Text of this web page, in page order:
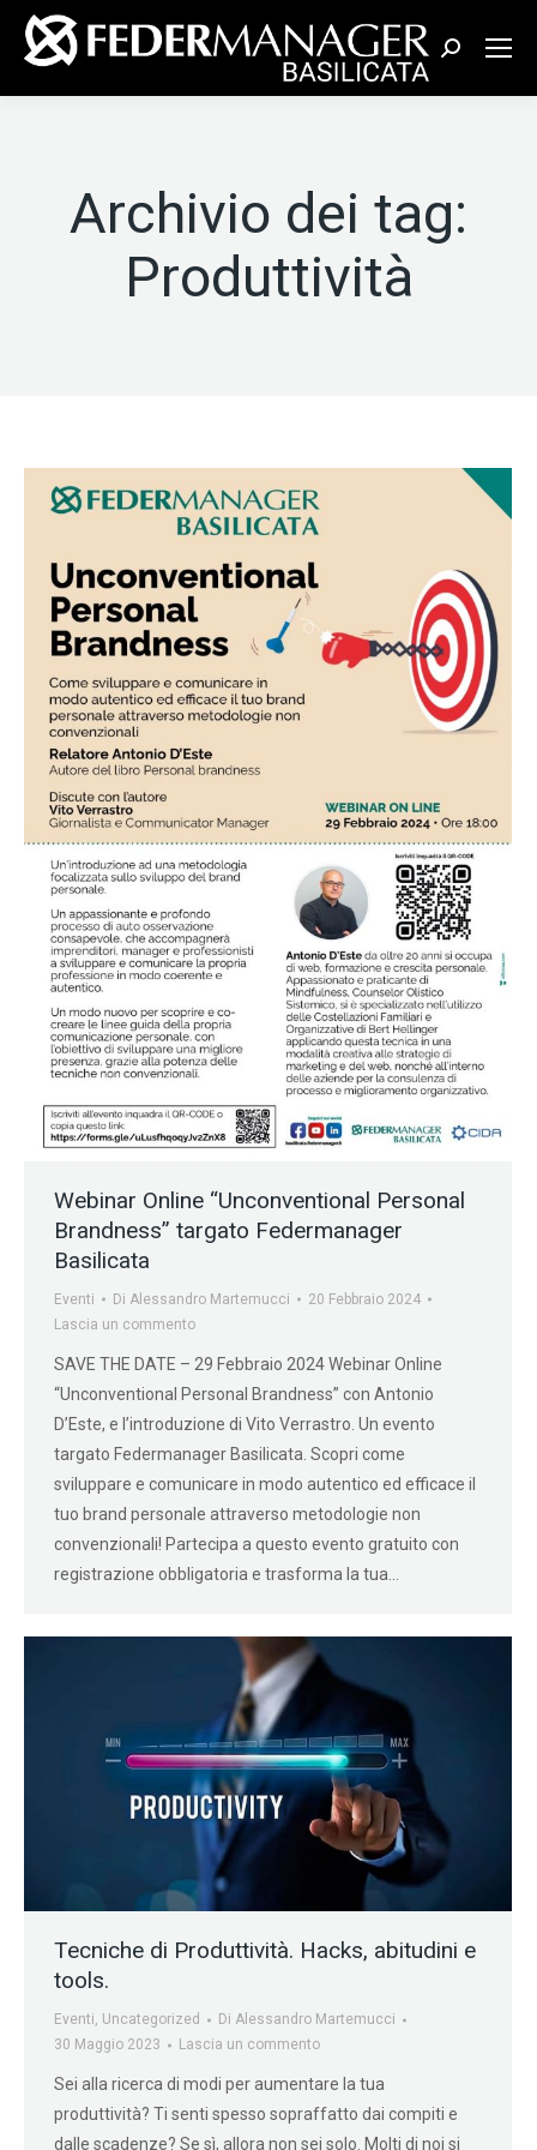
Cerca:
Archivio dei tag:
Produttività
Webinar Online “Unconventional Personal
Brandness” targato Federmanager
Basilicata
Eventi Di Alessandro Martemucci
20 Febbraio 2024
Lascia un commento
SAVE THE DATE – 29 Febbraio 2024 Webinar Online
“Unconventional Personal Brandness” con Antonio
D’Este, e l’introduzione di Vito Verrastro. Un evento
targato Federmanager Basilicata. Scopri come
sviluppare e comunicare in modo autentico ed efficace il
tuo brand personale attraverso metodologie non
convenzionali! Partecipa a questo evento gratuito con
registrazione obbligatoria e trasforma la tua…
Tecniche di Produttività. Hacks, abitudini e
tools.
Eventi, Uncategorized Di Alessandro Martemucci
30 Maggio 2023
Lascia un commento
Sei alla ricerca di modi per aumentare la tua
produttività? Ti senti spesso sopraffatto dai compiti e
dalle scadenze? Se sì, allora non sei solo. Molti di noi si